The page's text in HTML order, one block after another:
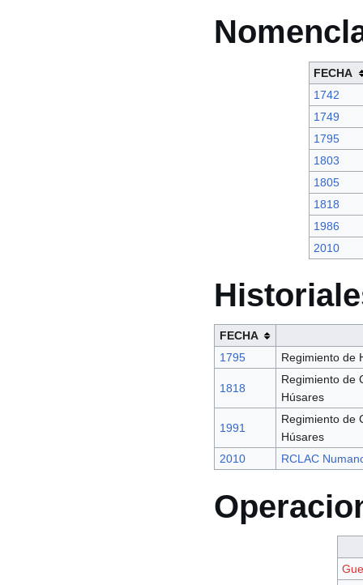
FECHA
1742
1749
1795
1803
1805
1818
1986
2010
FECHA
1795
Regimiento de
1818
Regimiento de
Húsares
1991
Regimiento de
Húsares
2010
RCLAC